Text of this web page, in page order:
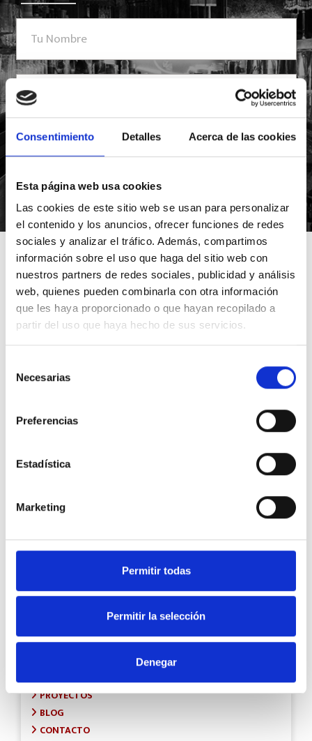
Consentimiento Detalles Acerca de las cookies
Esta página web usa cookies
Las cookies de este sitio web se usan para personalizar
el contenido y los anuncios, ofrecer funciones de redes
sociales y analizar el tráfico. Además, compartimos
información sobre el uso que haga del sitio web con
nuestros partners de redes sociales, publicidad y análisis
web, quienes pueden combinarla con otra información
que les haya proporcionado o que hayan recopilado a
partir del uso que haya hecho de sus servicios.
Necesarias
Preferencias
Estadística
Marketing
Permitir todas
Permitir la selección
Denegar
*Suscribiéndote aceptas nuestra política de privacidad
Soluciones en equipamiento
de Hostelería y frío industrial.
INICIO
PROYECTOS
BLOG
CONTACTO